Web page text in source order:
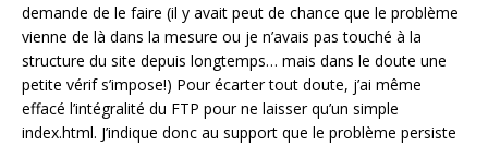
demande de le faire (il y avait peut de chance que le problème
vienne de là dans la mesure ou je n’avais pas touché à la
structure du site depuis longtemps… mais dans le doute une
petite vérif s’impose!) Pour écarter tout doute, j’ai même
effacé l’intégralité du FTP pour ne laisser qu’un simple
index.html. J’indique donc au support que le problème persiste